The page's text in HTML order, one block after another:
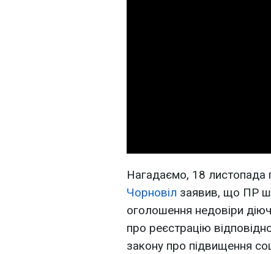
Нагадаємо, 18 листопада
Чорновіл заявив, що ПР
оголошення недовіри
про реєстрацію
закону про підвищення